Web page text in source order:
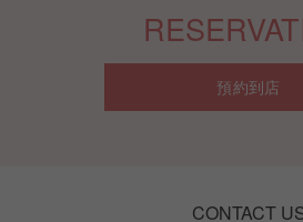
預約到店
CONTACT